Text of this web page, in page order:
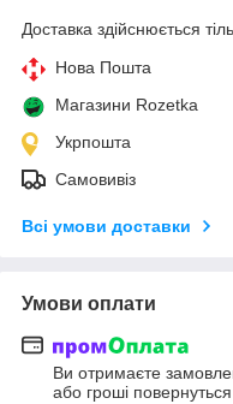
Доставка здійснюється
Нова Пошта
Магазини Rozetka
Укрпошта
Самовивіз
Всі умови доставки
Умови оплати
Ви отримаєте
або гроші